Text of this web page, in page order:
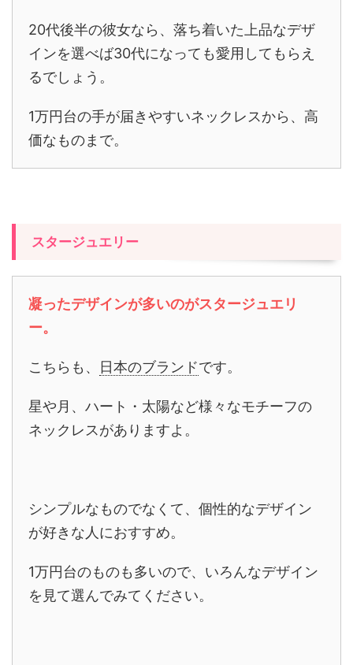
20代後半の彼女なら、落ち着いた上品なデザ
インを選べば30代になっても愛用してもらえ
るでしょう。
1万円台の手が届きやすいネックレスから、高
価なものまで。
スタージュエリー
凝ったデザインが多いのがスタージュエリ
ー。
こちらも、 日本のブランドです。
星や月、ハート・太陽など様々なモチーフの
ネックレスがありますよ。
シンプルなものでなくて、個性的なデザイン
が好きな人におすすめ。
1万円台のものも多いので、いろんなデザイン
を見て選んでみてください。